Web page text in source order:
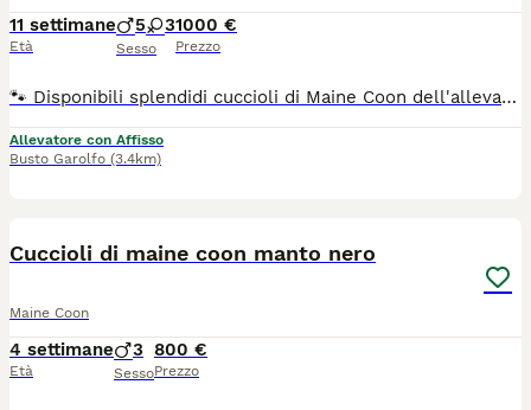
11 settimane
Età
5 3
Sesso
1000 €
Prezzo
🐾 Disponibili splendidi cuccioli di Maine Coon dell'allevamento amatoriale Il Sogno di Lola (Affisso ANFI), cresciuti in un ambiente familiare con tanto amore, attenzioni e costante contatto con le persone. 🥰 Sono cuccioli dolcissimi, teneri e coccoloni, sempre pronti al gioco con gli umani e con gli altri gatti. Hanno un carattere equilibrato, socievole e affettuoso, ideale per entrare a far parte di una famiglia. 📜 I cuccioli saranno affidati con: ✔ Pedigree ANFI ✔ Doppia vaccinazione ✔ Microchip ✔ Sverminazione ✔ Libretto sanitario ❤️ Genitori N/N con ecocardio nella norma. 🏡 Possibilità di lasciare i cuccioli in allevamento durante il periodo delle ferie e ritirarli comodamente al rientro. 📸 Per informazioni, foto e video aggiornati, contattateci solo se realmente interessati.
Allevatore con Affisso
Busto Garolfo (3.4km)
Cuccioli di maine coon manto nero
Maine Coon
4 settimane
Età
3
Sesso
800 €
Prezzo